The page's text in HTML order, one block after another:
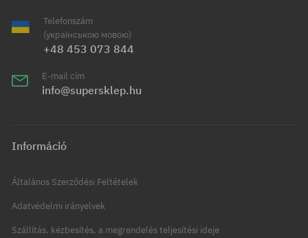
Telefonszám
(українською мовою)
+48 453 073 844
E-mail cím
info@supersklep.hu
Információ
Általános Szerződési Feltételek
Adatvédelmi irányelvek
Szállítás, kézbesítés, a megrendelés teljesítési ideje